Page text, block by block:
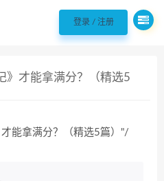
登录 / 注册
》才能拿满分？（精选5